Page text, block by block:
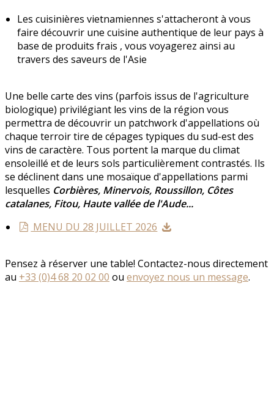
Les cuisinières vietnamiennes s'attacheront à vous
faire découvrir une cuisine authentique de leur pays à
base de produits frais , vous voyagerez ainsi au
travers des saveurs de l'Asie
Une belle carte des vins (parfois issus de l'agriculture
biologique) privilégiant les vins de la région vous
permettra de découvrir un patchwork d'appellations où
chaque terroir tire de cépages typiques du sud-est des
vins de caractère. Tous portent la marque du climat
ensoleillé et de leurs sols particulièrement contrastés. Ils
se déclinent dans une mosaïque d'appellations parmi
lesquelles Corbières, Minervois, Roussillon, Côtes
catalanes, Fitou, Haute vallée de l'Aude...
MENU DU 28 JUILLET 2026
Pensez à réserver une table! Contactez-nous directement
au +33 (0)4 68 20 02 00 ou envoyez nous un message.